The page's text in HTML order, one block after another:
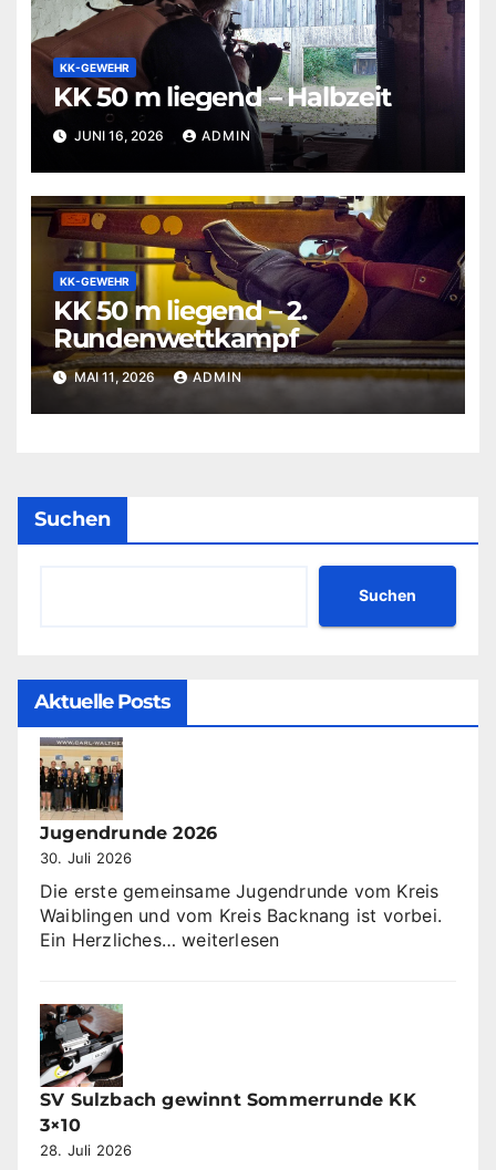
KK-GEWEHR
KK 50 m liegend – Halbzeit
JUNI 16, 2026 ADMIN
KK-GEWEHR
KK 50 m liegend – 2.
Rundenwettkampf
MAI 11, 2026 ADMIN
Suchen
Suchen
Aktuelle Posts
Jugendrunde 2026
30. Juli 2026
Die erste gemeinsame Jugendrunde vom Kreis
Waiblingen und vom Kreis Backnang ist vorbei.
Ein Herzliches…Jugendrunde
weiterlesen
SV Sulzbach gewinnt Sommerrunde KK
3×10
28. Juli 2026